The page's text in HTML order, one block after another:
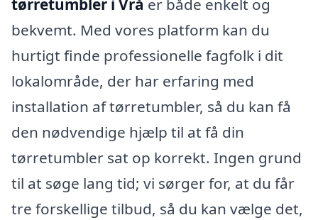
tørretumbler i Vrå er både enkelt og
bekvemt. Med vores platform kan du
hurtigt finde professionelle fagfolk i dit
lokalområde, der har erfaring med
installation af tørretumbler, så du kan få
den nødvendige hjælp til at få din
tørretumbler sat op korrekt. Ingen grund
til at søge lang tid; vi sørger for, at du får
tre forskellige tilbud, så du kan vælge det,